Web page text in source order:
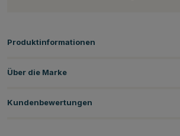
Produktinformationen
Über die Marke
Kundenbewertungen